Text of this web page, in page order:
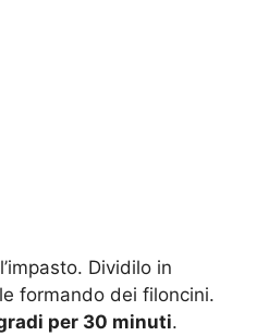
Dividilo in
formando dei filoncini.
per 30 minuti.